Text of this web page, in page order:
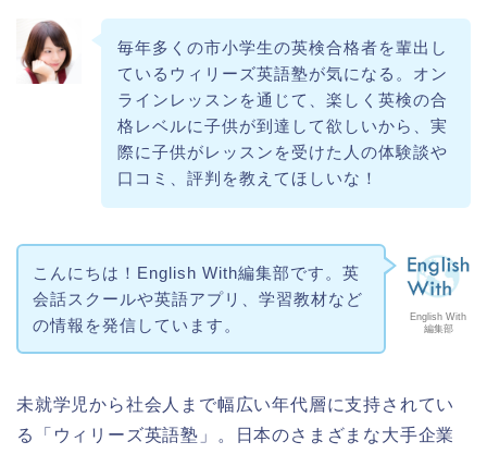
毎年多くの市小学生の英検合格者を輩出し
ているウィリーズ英語塾が気になる。オン
ラインレッスンを通じて、楽しく英検の合
格レベルに子供が到達して欲しいから、実
際に子供がレッスンを受けた人の体験談や
口コミ、評判を教えてほしいな！
English With
編集部
こんにちは！English With編集部です。英
会話スクールや英語アプリ、学習教材など
の情報を発信しています。
未就学児から社会人まで幅広い年代層に支持されてい
る「ウィリーズ英語塾」。日本のさまざまな大手企業